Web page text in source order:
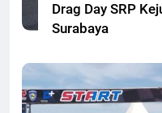
Drag Day SRP
Surabaya